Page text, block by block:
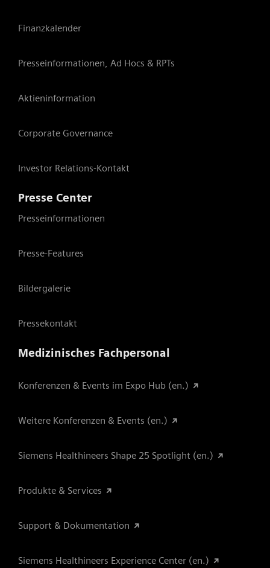
Finanzkalender
Presseinformationen, Ad Hocs & RPTs
Aktieninformation
Corporate Governance
Investor Relations-Kontakt
Presse Center
Presseinformationen
Presse-Features
Bildergalerie
Pressekontakt
Medizinisches Fachpersonal
Konferenzen & Events im Expo Hub (en.)
Weitere Konferenzen & Events (en.)
Siemens Healthineers Shape 25 Spotlight (en.)
Produkte & Services
Support & Dokumentation
Siemens Healthineers Experience Center (en.)